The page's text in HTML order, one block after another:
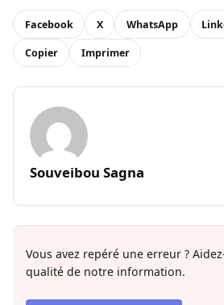
Facebook X WhatsApp
Copier Imprimer
Souveibou Sagna
Vous avez repéré une erreur ?
qualité de notre information.